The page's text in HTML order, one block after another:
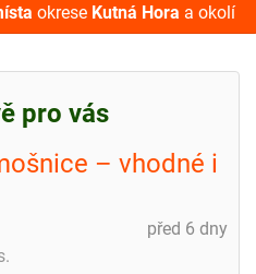
okrese Kutná Hora a okolí
pro vás
– vhodné i
před 6 dny